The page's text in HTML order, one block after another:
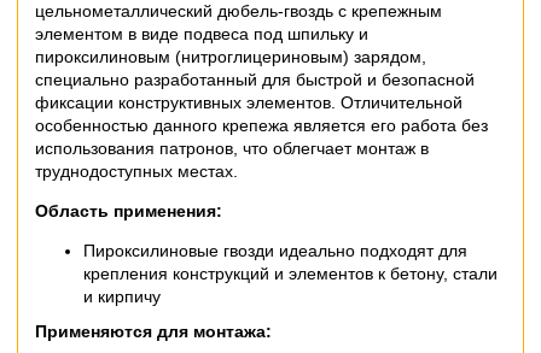
цельнометаллический дюбель-гвоздь с крепежным
элементом в виде подвеса под шпильку и
пироксилиновым (нитроглицериновым) зарядом,
специально разработанный для быстрой и безопасной
фиксации конструктивных элементов. Отличительной
особенностью данного крепежа является его работа без
использования патронов, что облегчает монтаж в
труднодоступных местах.
Область применения:
Пироксилиновые гвозди идеально подходят для
крепления конструкций и элементов к бетону, стали
и кирпичу
Применяются для монтажа: